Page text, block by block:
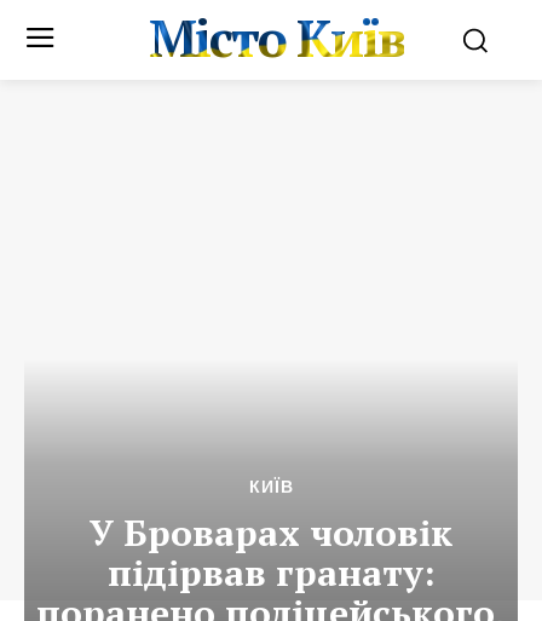
Місто Київ
КИЇВ
У Броварах чоловік
підірвав гранату: